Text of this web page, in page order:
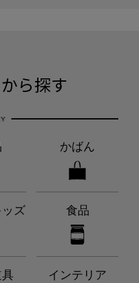
ら探す
かばん
ズ 食品
インテリア